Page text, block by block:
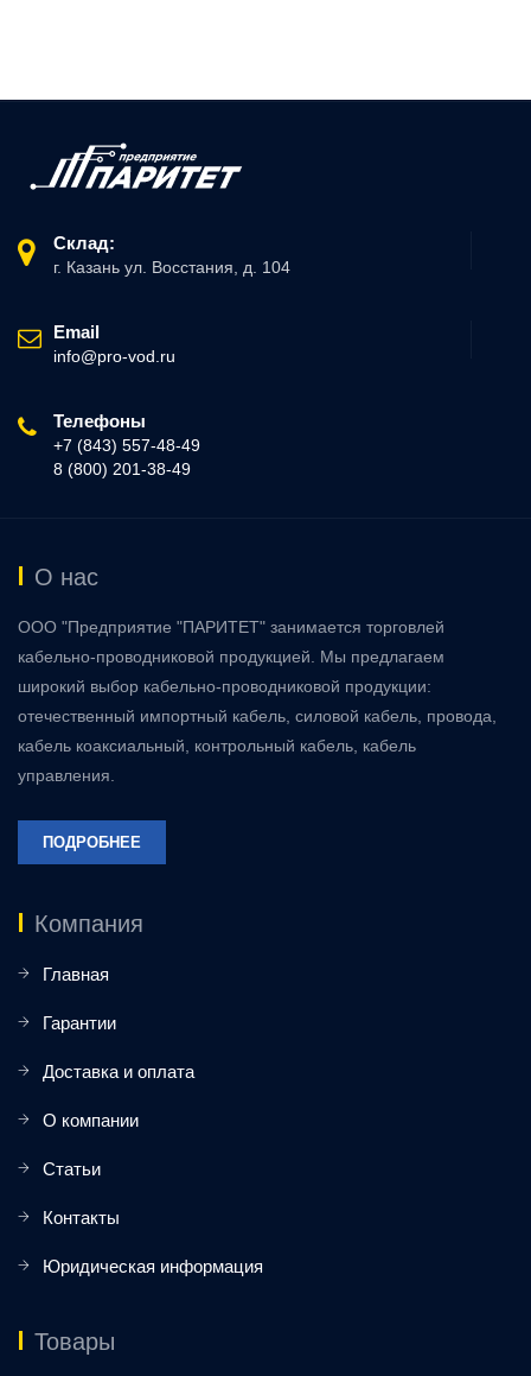
Склад:
г. Казань ул. Восстания, д. 104
Email
info@pro-vod.ru
Телефоны
+7 (843) 557-48-49
8 (800) 201-38-49
О нас
ООО "Предприятие "ПАРИТЕТ" занимается торговлей
кабельно-проводниковой продукцией. Мы предлагаем
широкий выбор кабельно-проводниковой продукции:
отечественный импортный кабель, силовой кабель, провода,
кабель коаксиальный, контрольный кабель, кабель
управления.
ПОДРОБНЕЕ
Компания
Главная
Гарантии
Доставка и оплата
О компании
Статьи
Контакты
Юридическая информация
Товары